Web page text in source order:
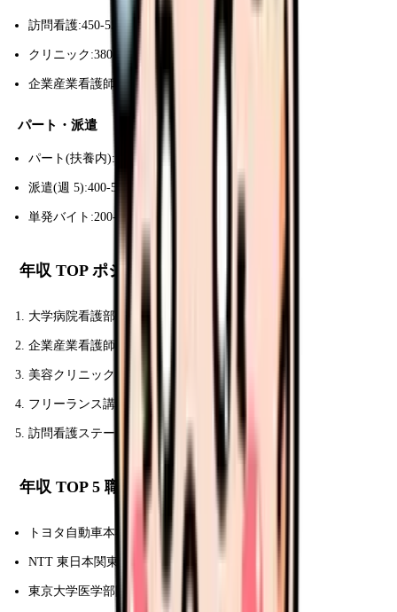
訪問看護:450-550 万円
クリニック:380-470 万円
企業産業看護師:500-700 万円
パート・派遣
パート(扶養内):100-130 万円
派遣(週 5):400-500 万円
単発バイト:200-350 万円(月 10-15 日)
年収 TOP ポジション(女性看護師)
大学病院看護部長:900-1,100 万円
企業産業看護師(大手本社):700-850 万円
美容クリニック院長補佐:700-1,000 万円
フリーランス講師・コンサル:700-1,500 万円
訪問看護ステーション代表:600-1,200 万円
年収 TOP 5 職場(求人情報から)
トヨタ自動車本社産業看護師: 720-850 万円
NTT 東日本関東病院:
東京大学医学部附属病院: 580-720 万円